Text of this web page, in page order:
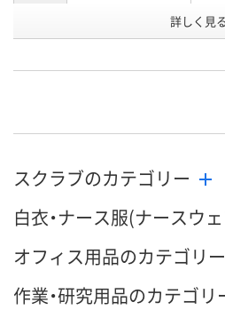
4L
号
お届け日 9月2日（水）まで 9月2
数量
カゴへ
数量
詳しく見る
スクラブのカテゴリー
白衣・ナース服(ナースウ
オフィス用品のカテゴリー
作業・研究用品のカテゴリ